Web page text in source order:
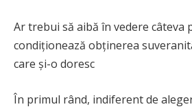
Ar trebui să aibă în vedere câteva
condiționează obținerea
care și-o doresc
În primul rând, indiferent de